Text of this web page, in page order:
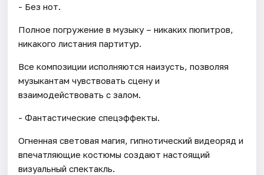
- Без нот.
Полное погружение в музыку – никаких пюпитров,
никакого листания партитур.
Все композиции исполняются наизусть, позволяя
музыкантам чувствовать сцену и
взаимодействовать с залом.
- Фантастические спецэффекты.
Огненная световая магия, гипнотический видеоряд и
впечатляющие костюмы создают настоящий
визуальный спектакль.